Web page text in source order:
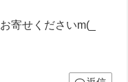
寄せくださいm(_